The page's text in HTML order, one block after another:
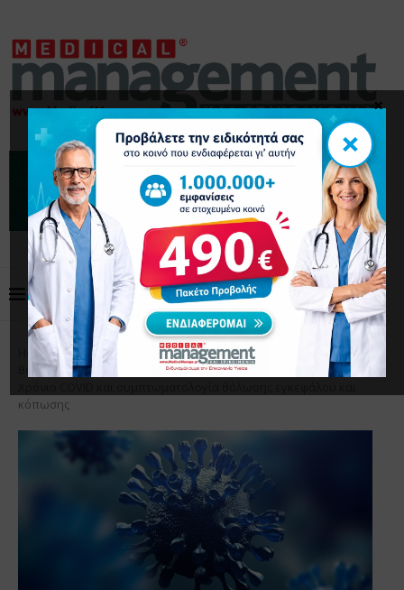
Home Επικαιρότητα
Στατιστικά δεδομένα στη
θερινή αύξηση των περιστατικών κορονοϊού παγκοσμίως.
κόπωσης
×
×